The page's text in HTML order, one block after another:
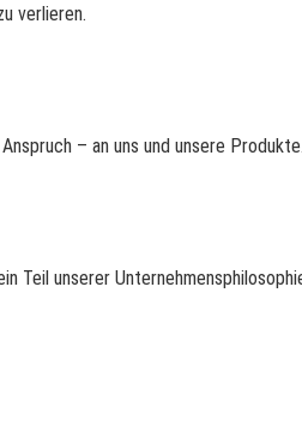
verlieren.
– an uns und unsere Produkte.
Teil unserer